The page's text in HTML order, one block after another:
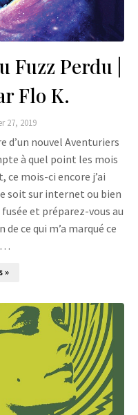
Perdu |
Flo K.
27, 2019
d’un nouvel Aventuriers
à quel point les mois
ce mois-ci encore j’ai
soit sur internet ou bien
et préparez-vous au
ce qui m’a marqué ce
…
»